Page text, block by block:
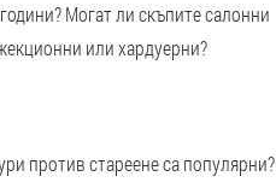
Могат ли скъпите салонни
или хардуерни?
против стареене са популярни?